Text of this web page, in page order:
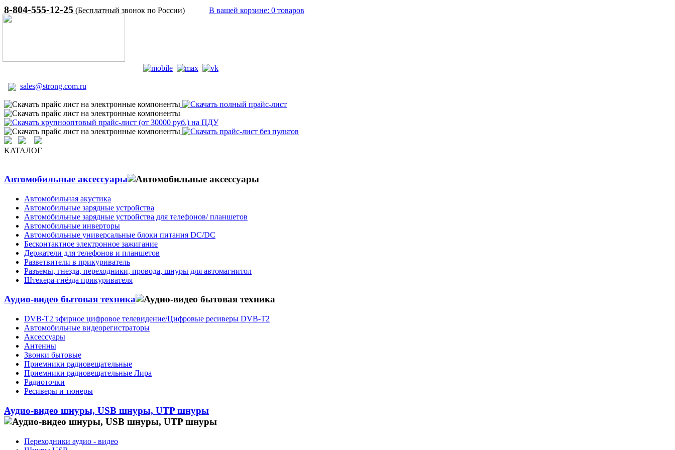
8-804-555-12-25 (Бесплатный звонок по России) В вашей корзине: 0 товаров
sales@strong.com.ru
KATAЛОГ
Автомобильные аксессуары
Автомобильная акустика
Автомобильные зарядные устройства
Автомобильные зарядные устройства для телефонов/ планшетов
Автомобильные инверторы
Автомобильные универсальные блоки питания DC/DC
Бесконтактное электронное зажигание
Держатели для телефонов и планшетов
Разветвители в прикуриватель
Разъемы, гнезда, переходники, провода, шнуры для автомагнитол
Штекера-гнёзда прикуривателя
Аудио-видео бытовая техника
DVB-T2 эфирное цифровое телевидение/Цифровые ресиверы DVB-T2
Автомобильные видеорегистраторы
Аксессуары
Антенны
Звонки бытовые
Приемники радиовещательные
Приемники радиовещательные Лира
Радиоточки
Ресиверы и тюнеры
Аудио-видео шнуры, USB шнуры, UTP шнуры
Переходники аудио - видео